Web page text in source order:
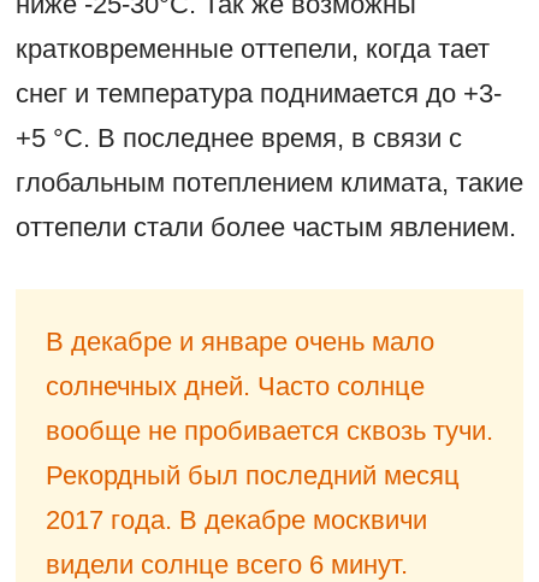
кратковременные оттепели, когда тает
снег и температура поднимается до +3-
+5 °C. В последнее время, в связи с
глобальным потеплением климата, такие
оттепели стали более частым явлением.
В декабре и январе очень мало
солнечных дней. Часто солнце
вообще не пробивается сквозь тучи.
Рекордный был последний месяц
2017 года. В декабре москвичи
видели солнце всего 6 минут.